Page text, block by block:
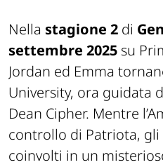
Nella stagione 2 di
settembre 2025 su
Jordan ed Emma
University, ora guidata
Dean Cipher. Mentre
controllo di Patriota,
coinvolti in un